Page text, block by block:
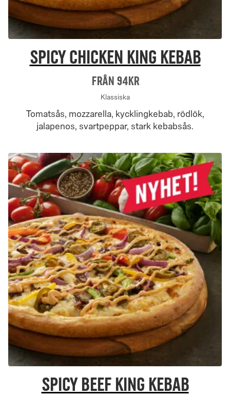
Spicy Chicken King Kebab
Från 94Kr
Klassiska
Tomatsås, mozzarella, kycklingkebab, rödlök,
jalapenos, svartpeppar, stark kebabsås.
Spicy Beef King Kebab